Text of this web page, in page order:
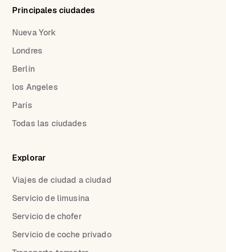
Principales ciudades
Nueva York
Londres
Berlín
los Angeles
París
Todas las ciudades
Explorar
Viajes de ciudad a ciudad
Servicio de limusina
Servicio de chofer
Servicio de coche privado